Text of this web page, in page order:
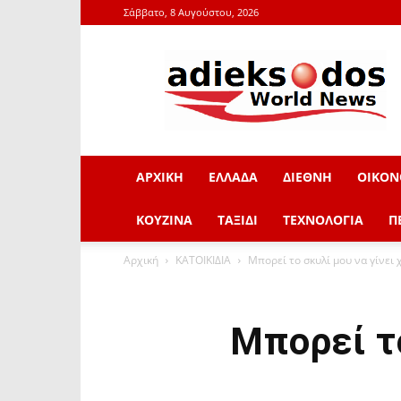
Σάββατο, 8 Αυγούστου, 2026
adieksodos.gr
ΑΡΧΙΚΗ ΕΛΛΑΔΑ ΔΙΕΘΝΗ
ΚΟΥΖΙΝΑ ΤΑΞΙΔΙ ΤΕΧΝΟΛΟΓΙΑ
Αρχική ΚΑΤΟΙΚΙΔΙΑ Μπορεί το σκυλί μου να γίνει
Μπορεί